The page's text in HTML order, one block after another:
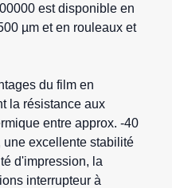
est disponible en
µm et en rouleaux et
du film en
la résistance aux
entre approx. -40
une excellente stabilité
d'impression, la
interrupteur à